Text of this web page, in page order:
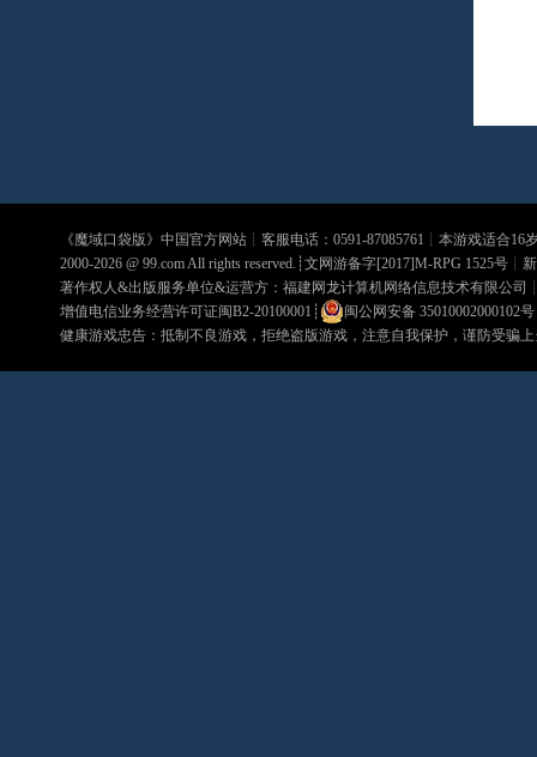
《魔域口袋版》中国官方网站┊客服电话：0591-87085761┊本游戏适合16
2000-2026 @ 99.comAll rights reserved.┊文网游备字[2017]M-RPG 1525号┊
著作权人&出版服务单位&运营方：福建网龙计算机网络信息技术有限公司
增值电信业务经营许可证闽B2-20100001 ┊ 闽公网安备 35010002000102号
健康游戏忠告：抵制不良游戏，拒绝盗版游戏，注意自我保护，谨防受骗